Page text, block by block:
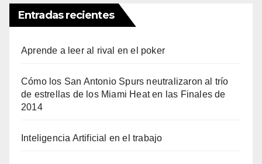
Entradas recientes
Aprende a leer al rival en el poker
Cómo los San Antonio Spurs neutralizaron al trío
de estrellas de los Miami Heat en las Finales de
2014
Inteligencia Artificial en el trabajo